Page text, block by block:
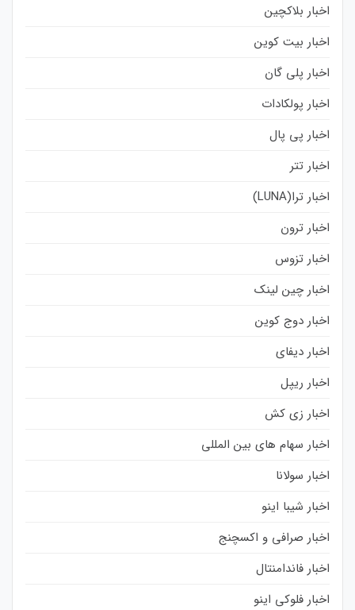
اخبار بلاکچین
اخبار بیت کوین
اخبار پلی گان
اخبار پولکادات
اخبار پی پال
اخبار تتر
اخبار ترا(LUNA)
اخبار ترون
اخبار تزوس
اخبار چین لینک
اخبار دوج کوین
اخبار دیفای
اخبار ریپل
اخبار زی کش
اخبار سهام های بین المللی
اخبار سولانا
اخبار شیبا اینو
اخبار صرافی و اکسچنج
اخبار فاندامنتال
اخبار فلوکی اینو